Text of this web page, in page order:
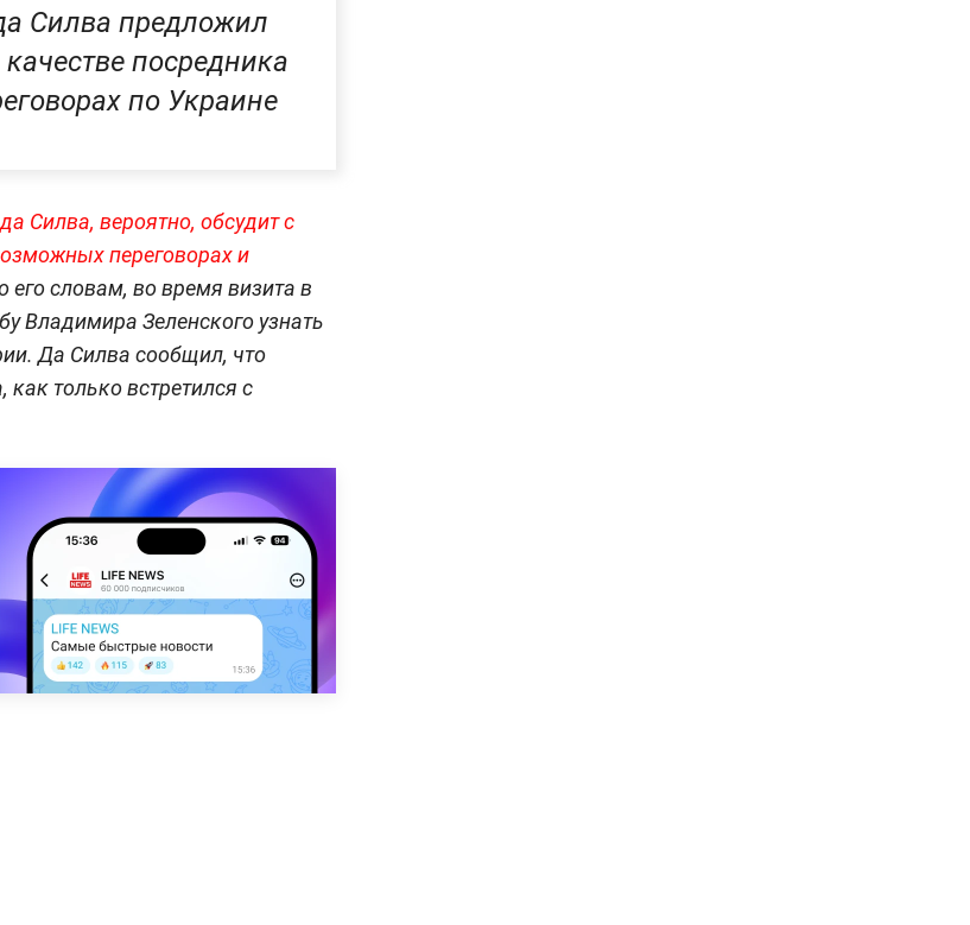
Силва предложил
качестве посредника
по Украине
Силва, вероятно, обсудит с
переговорах и
его словам, во время визита в
Владимира Зеленского узнать
Да Силва сообщил, что
как только встретился с